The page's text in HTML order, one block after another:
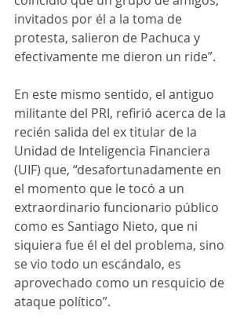
invitados por él a la toma de
protesta, salieron de Pachuca y
efectivamente me dieron un ride”.
En este mismo sentido, el antiguo
militante del PRI, refirió acerca de la
recién salida del ex titular de la
Unidad de Inteligencia Financiera
(UIF) que, “desafortunadamente en
el momento que le tocó a un
extraordinario funcionario público
como es Santiago Nieto, que ni
siquiera fue él el del problema, sino
se vio todo un escándalo, es
aprovechado como un resquicio de
ataque político”.